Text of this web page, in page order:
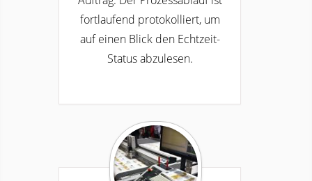
fortlaufend protokolliert, um
auf einen Blick den Echtzeit-
Status abzulesen.